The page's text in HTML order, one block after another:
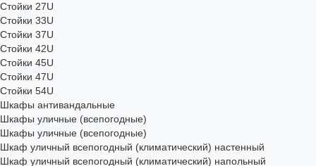
Стойки 27U
Стойки 33U
Стойки 37U
Стойки 42U
Стойки 45U
Стойки 47U
Стойки 54U
Шкафы антивандальные
Шкафы уличные (всепогодные)
Шкафы уличные (всепогодные)
Шкаф уличный всепогодный (климатический) настенный
Шкаф уличный всепогодный (климатический) напольный